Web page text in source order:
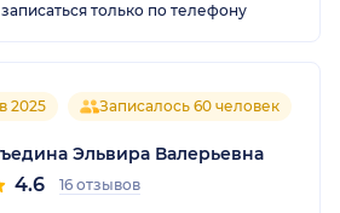
только по телефону
2025 Записалось 60 человек
Эльвира Валерьевна
4.6 16 отзывов